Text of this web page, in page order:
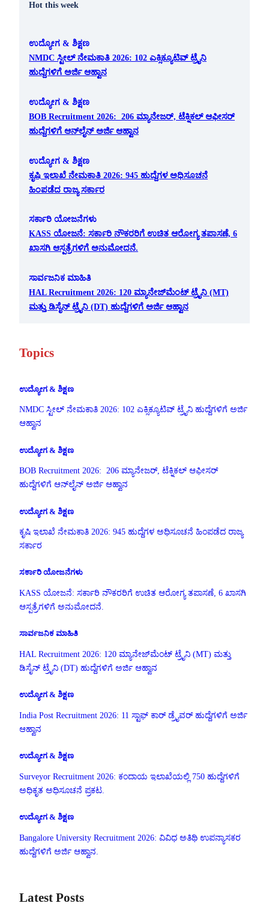
Hot this week
ಉದ್ಯೋಗ & ಶಿಕ್ಷಣ
NMDC ಸ್ಟೀಲ್ ನೇಮಕಾತಿ 2026: 102 ಎಕ್ಸಿಕ್ಯೂಟಿವ್ ಟ್ರೈನಿ
ಹುದ್ದೆಗಳಿಗೆ ಅರ್ಜಿ ಆಹ್ವಾನ
ಉದ್ಯೋಗ & ಶಿಕ್ಷಣ
BOB Recruitment 2026: 206 ಮ್ಯಾನೇಜರ್, ಟೆಕ್ನಿಕಲ್ ಆಫೀಸರ್
ಹುದ್ದೆಗಳಿಗೆ ಆನ್‌ಲೈನ್ ಅರ್ಜಿ ಆಹ್ವಾನ
ಉದ್ಯೋಗ & ಶಿಕ್ಷಣ
ಕೃಷಿ ಇಲಾಖೆ ನೇಮಕಾತಿ 2026: 945 ಹುದ್ದೆಗಳ ಅಧಿಸೂಚನೆ
ಹಿಂಪಡೆದ ರಾಜ್ಯ ಸರ್ಕಾರ
ಸರ್ಕಾರಿ ಯೋಜನೆಗಳು
KASS ಯೋಜನೆ: ಸರ್ಕಾರಿ ನೌಕರರಿಗೆ ಉಚಿತ ಆರೋಗ್ಯ ತಪಾಸಣೆ, 6
ಖಾಸಗಿ ಆಸ್ಪತ್ರೆಗಳಿಗೆ ಅನುಮೋದನೆ.
ಸಾರ್ವಜನಿಕ ಮಾಹಿತಿ
HAL Recruitment 2026: 120 ಮ್ಯಾನೇಜ್‌ಮೆಂಟ್ ಟ್ರೈನಿ (MT)
ಮತ್ತು ಡಿಸೈನ್ ಟ್ರೈನಿ (DT) ಹುದ್ದೆಗಳಿಗೆ ಅರ್ಜಿ ಆಹ್ವಾನ
Topics
ಉದ್ಯೋಗ & ಶಿಕ್ಷಣ
NMDC ಸ್ಟೀಲ್ ನೇಮಕಾತಿ 2026: 102 ಎಕ್ಸಿಕ್ಯೂಟಿವ್ ಟ್ರೈನಿ ಹುದ್ದೆಗಳಿಗೆ ಅರ್ಜಿ
ಆಹ್ವಾನ
ಉದ್ಯೋಗ & ಶಿಕ್ಷಣ
BOB Recruitment 2026: 206 ಮ್ಯಾನೇಜರ್, ಟೆಕ್ನಿಕಲ್ ಆಫೀಸರ್
ಹುದ್ದೆಗಳಿಗೆ ಆನ್‌ಲೈನ್ ಅರ್ಜಿ ಆಹ್ವಾನ
ಉದ್ಯೋಗ & ಶಿಕ್ಷಣ
ಕೃಷಿ ಇಲಾಖೆ ನೇಮಕಾತಿ 2026: 945 ಹುದ್ದೆಗಳ ಅಧಿಸೂಚನೆ ಹಿಂಪಡೆದ ರಾಜ್ಯ
ಸರ್ಕಾರ
ಸರ್ಕಾರಿ ಯೋಜನೆಗಳು
KASS ಯೋಜನೆ: ಸರ್ಕಾರಿ ನೌಕರರಿಗೆ ಉಚಿತ ಆರೋಗ್ಯ ತಪಾಸಣೆ, 6 ಖಾಸಗಿ
ಆಸ್ಪತ್ರೆಗಳಿಗೆ ಅನುಮೋದನೆ.
ಸಾರ್ವಜನಿಕ ಮಾಹಿತಿ
HAL Recruitment 2026: 120 ಮ್ಯಾನೇಜ್‌ಮೆಂಟ್ ಟ್ರೈನಿ (MT) ಮತ್ತು
ಡಿಸೈನ್ ಟ್ರೈನಿ (DT) ಹುದ್ದೆಗಳಿಗೆ ಅರ್ಜಿ ಆಹ್ವಾನ
ಉದ್ಯೋಗ & ಶಿಕ್ಷಣ
India Post Recruitment 2026: 11 ಸ್ಟಾಫ್ ಕಾರ್ ಡ್ರೈವರ್ ಹುದ್ದೆಗಳಿಗೆ ಅರ್ಜಿ
ಆಹ್ವಾನ
ಉದ್ಯೋಗ & ಶಿಕ್ಷಣ
Surveyor Recruitment 2026: ಕಂದಾಯ ಇಲಾಖೆಯಲ್ಲಿ 750 ಹುದ್ದೆಗಳಿಗೆ
ಅಧಿಕೃತ ಅಧಿಸೂಚನೆ ಪ್ರಕಟ.
ಉದ್ಯೋಗ & ಶಿಕ್ಷಣ
Bangalore University Recruitment 2026: ವಿವಿಧ ಅತಿಥಿ ಉಪನ್ಯಾಸಕರ
ಹುದ್ದೆಗಳಿಗೆ ಅರ್ಜಿ ಆಹ್ವಾನ.
Latest Posts